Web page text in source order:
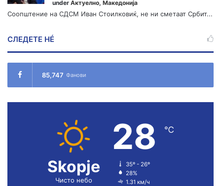
under Актуелно, Македонија
Соопштение на СДСМ Иван Стоилковиќ, не ни сметаат Србит...
СЛЕДЕТЕ НÉ
85,747 Фанови
Skopje
Чисто небо
28 ℃
35º - 26º
28%
1.31 км/ч